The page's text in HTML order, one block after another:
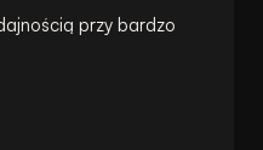
przy bardzo